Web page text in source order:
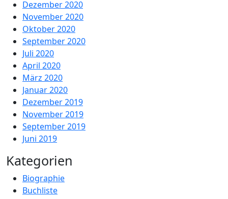
Dezember 2020
November 2020
Oktober 2020
September 2020
Juli 2020
April 2020
März 2020
Januar 2020
Dezember 2019
November 2019
September 2019
Juni 2019
Kategorien
Biographie
Buchliste